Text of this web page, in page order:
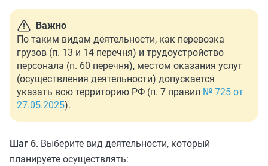
Важно
По таким видам деятельности, как перевозка
грузов (п. 13 и 14 перечня) и трудоустройство
персонала (п. 60 перечня), местом оказания услуг
(осуществления деятельности) допускается
указать всю территорию РФ (п. 7 правил № 725 от
27.05.2025).
Шаг 6. Выберите вид деятельности, который
планируете осуществлять: